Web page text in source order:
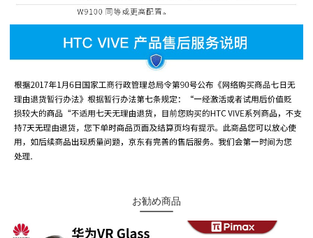
お勧め商品